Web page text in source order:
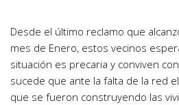
Desde el último reclamo que
mes de Enero, estos vecinos
situación es precaria y conviven
sucede que ante la falta de la red
que se fueron construyendo las